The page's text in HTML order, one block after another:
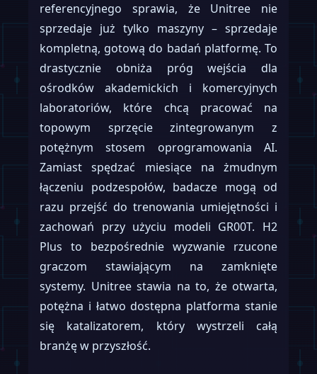
referencyjnego sprawia, że Unitree nie
sprzedaje już tylko maszyny – sprzedaje
kompletną, gotową do badań platformę. To
drastycznie obniża próg wejścia dla
ośrodków akademickich i komercyjnych
laboratoriów, które chcą pracować na
topowym sprzęcie zintegrowanym z
potężnym stosem oprogramowania AI.
Zamiast spędzać miesiące na żmudnym
łączeniu podzespołów, badacze mogą od
razu przejść do trenowania umiejętności i
zachowań przy użyciu modeli GR00T. H2
Plus to bezpośrednie wyzwanie rzucone
graczom stawiającym na zamknięte
systemy. Unitree stawia na to, że otwarta,
potężna i łatwo dostępna platforma stanie
się katalizatorem, który wystrzeli całą
branżę w przyszłość.